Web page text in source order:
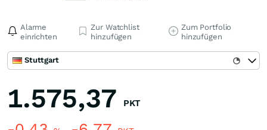
Alarme
einrichten
Zur Watchlist
hinzufügen
Zum Portfolio
hinzufügen
Stuttgart
1.575,37 PKT